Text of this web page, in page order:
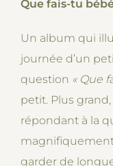
Que fais-tu
Un album qui
journée d’un
question « Que
petit. Plus
répondant à la
garder de